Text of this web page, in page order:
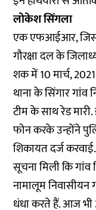
लोकेश सिंगला
एक एफआईआर,
गौरक्षा दल के
शक में 10 मार्च,
थाना के सिंगार गांव
टीम के साथ रेड
फोन करके उन्होंने
शिकायत दर्ज
सूचना मिली कि गांव
नामालूम निवासीयन
धंधा करते हैं. आज